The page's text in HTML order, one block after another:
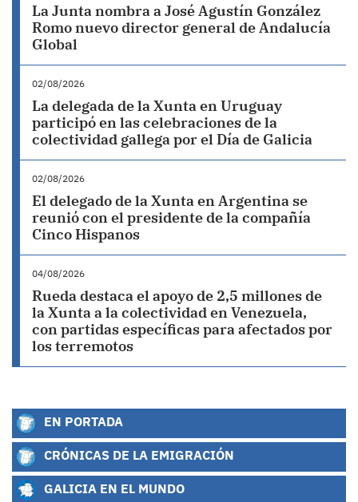
La Junta nombra a José Agustín González
Romo nuevo director general de Andalucía
Global
02/08/2026
La delegada de la Xunta en Uruguay
participó en las celebraciones de la
colectividad gallega por el Día de Galicia
02/08/2026
El delegado de la Xunta en Argentina se
reunió con el presidente de la compañía
Cinco Hispanos
04/08/2026
Rueda destaca el apoyo de 2,5 millones de
la Xunta a la colectividad en Venezuela,
con partidas específicas para afectados por
los terremotos
EN PORTADA
CRÓNICAS DE LA EMIGRACIÓN
GALICIA EN EL MUNDO